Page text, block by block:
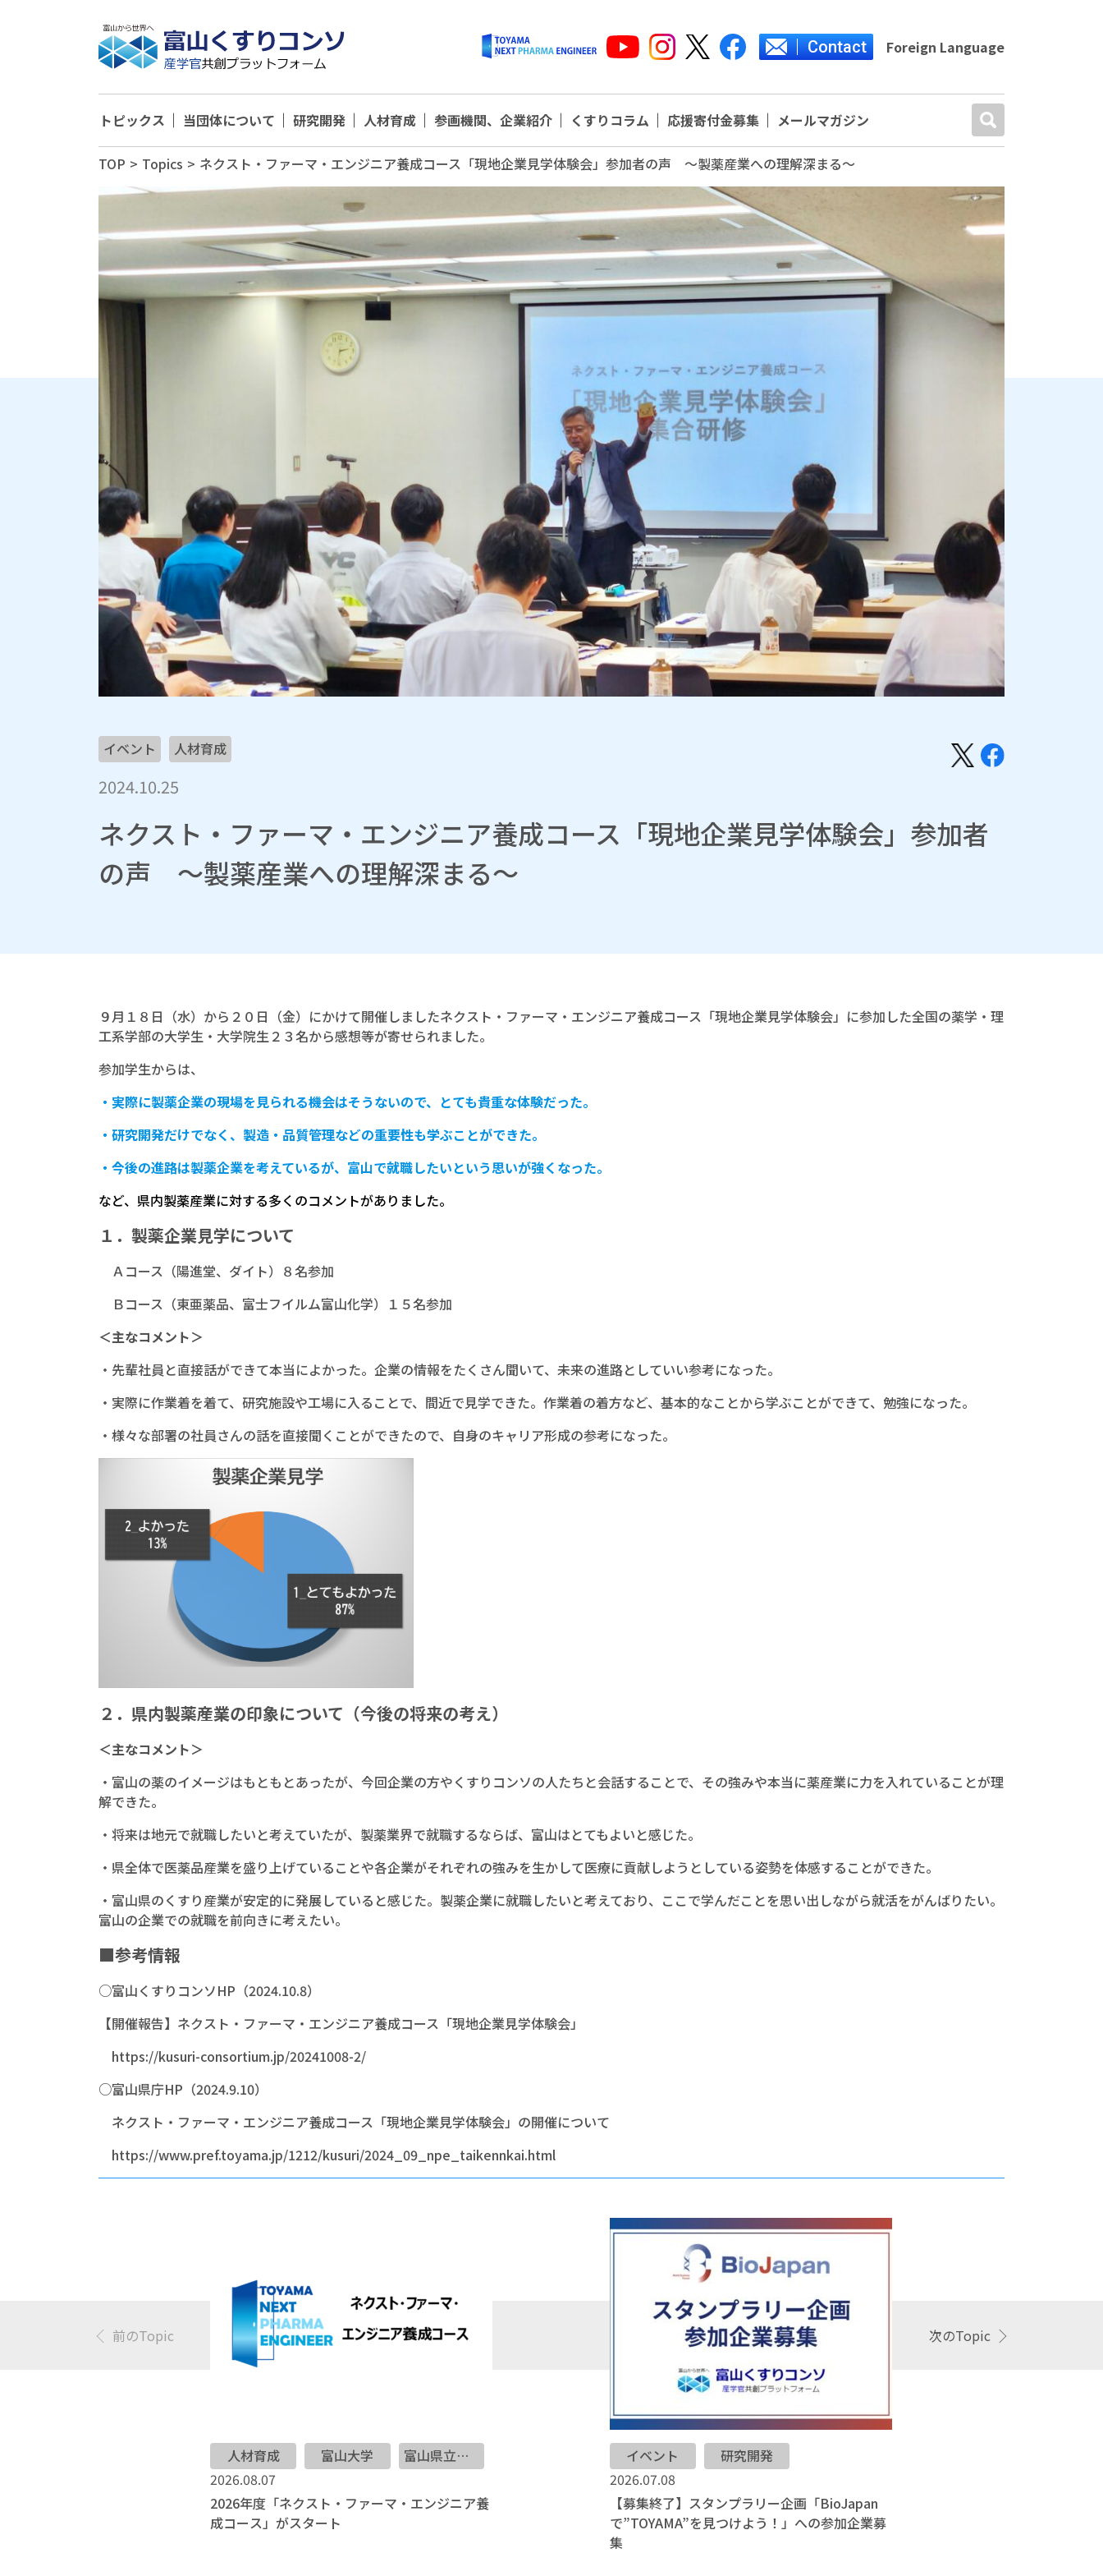
Contact Foreign Language
トピックス 当団体について 研究開発 人材育成 参画機関、企業紹介 くすりコラム 応援寄付金募集 メールマガジン
TOP > Topics > ネクスト・ファーマ・エンジニア養成コース「現地企業見学体験会」参加者の声 ～製薬産業への理解深まる～
イベント 人材育成
2024.10.25
ネクスト・ファーマ・エンジニア養成コース「現地企業見学体験会」参加者
の声 ～製薬産業への理解深まる～
９月１８日（水）から２０日（金）にかけて開催しましたネクスト・ファーマ・エンジニア養成コース「現地企業見学体験会」に参加した全国の薬学・理
工系学部の大学生・大学院生２３名から感想等が寄せられました。
参加学生からは、
・実際に製薬企業の現場を見られる機会はそうないので、とても貴重な体験だった。
・研究開発だけでなく、製造・品質管理などの重要性も学ぶことができた。
・今後の進路は製薬企業を考えているが、富山で就職したいという思いが強くなった。
など、県内製薬産業に対する多くのコメントがありました。
１．製薬企業見学について
Ａコース（陽進堂、ダイト）８名参加
Ｂコース（東亜薬品、富士フイルム富山化学）１５名参加
＜主なコメント＞
・先輩社員と直接話ができて本当によかった。企業の情報をたくさん聞いて、未来の進路としていい参考になった。
・実際に作業着を着て、研究施設や工場に入ることで、間近で見学できた。作業着の着方など、基本的なことから学ぶことができて、勉強になった。
・様々な部署の社員さんの話を直接聞くことができたので、自身のキャリア形成の参考になった。
２．県内製薬産業の印象について（今後の将来の考え）
＜主なコメント＞
・富山の薬のイメージはもともとあったが、今回企業の方やくすりコンソの人たちと会話することで、その強みや本当に薬産業に力を入れていることが理
解できた。
・将来は地元で就職したいと考えていたが、製薬業界で就職するならば、富山はとてもよいと感じた。
・県全体で医薬品産業を盛り上げていることや各企業がそれぞれの強みを生かして医療に貢献しようとしている姿勢を体感することができた。
・富山県のくすり産業が安定的に発展していると感じた。製薬企業に就職したいと考えており、ここで学んだことを思い出しながら就活をがんばりたい。
富山の企業での就職を前向きに考えたい。
■参考情報
○富山くすりコンソHP（2024.10.8）
【開催報告】ネクスト・ファーマ・エンジニア養成コース「現地企業見学体験会」
https://kusuri-consortium.jp/20241008-2/
○富山県庁HP（2024.9.10）
ネクスト・ファーマ・エンジニア養成コース「現地企業見学体験会」の開催について
https://www.pref.toyama.jp/1212/kusuri/2024_09_npe_taikennkai.html
人材育成 富山大学
富山県立大学
2026.08.07
2026年度「ネクスト・ファーマ・エンジニア養
成コース」がスタート
イベント
研究開発
2026.07.08
【募集終了】スタンプラリー企画「BioJapan
で”TOYAMA”を見つけよう！」への参加企業募
集
前のTopic 次のTopic